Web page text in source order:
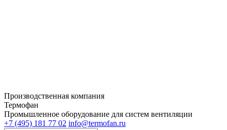
Производственная компания
Термофан
Промышленное оборудование для систем вентиляции
+7 (495) 181 77 02 info@termofan.ru